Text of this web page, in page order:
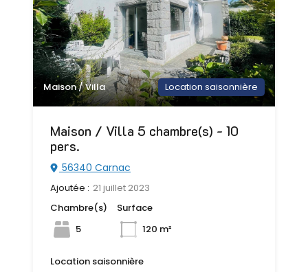
Maison / Villa Location saisonnière
Maison / Villa 5 chambre(s) - 10
pers.
56340 Carnac
Ajoutée : 21 juillet 2023
Chambre(s)
5
Surface
120 m²
Location saisonnière